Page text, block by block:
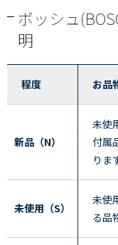
ボッシュ
明
程度 お品
新品（N）
未使
付属
りま
未使用（S）
未使
る品